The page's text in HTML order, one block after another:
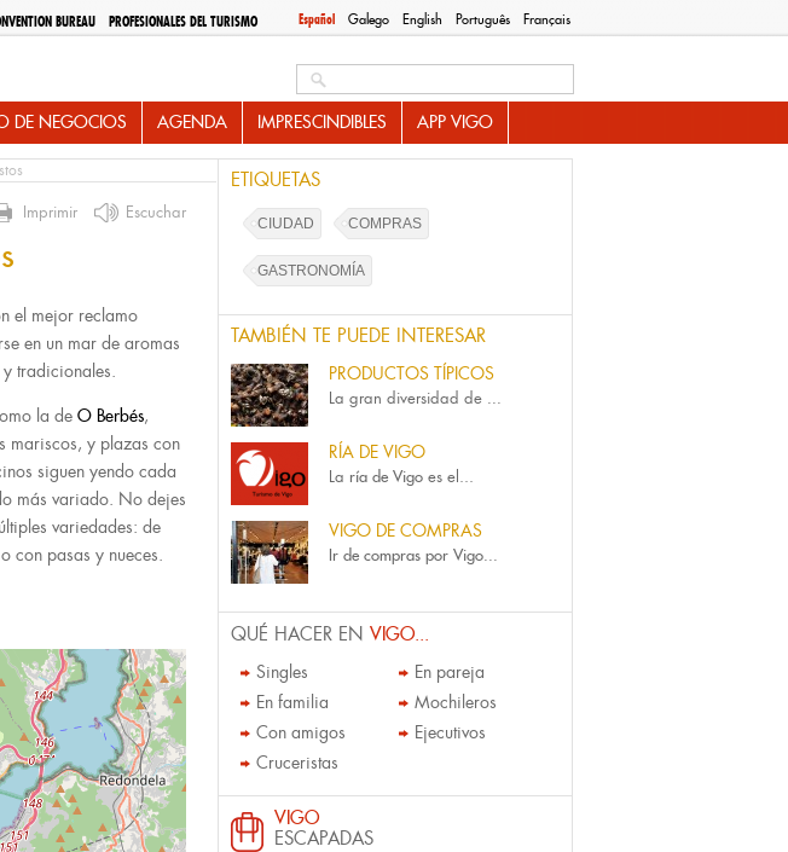
Español Galego English Português Français
BUREAU PROFESIONALES DEL TURISMO
DE NEGOCIOS AGENDA IMPRESCINDIBLES APP VIGO
Imprimir Escuchar
el mejor reclamo
en un mar de aromas
tradicionales.
la de O Berbés,
mariscos, y plazas con
siguen yendo cada
más variado. No dejes
variedades: de
con pasas y nueces.
ETIQUETAS
CIUDAD COMPRAS
GASTRONOMÍA
TAMBIÉN TE PUEDE INTERESAR
PRODUCTOS TÍPICOS
La gran diversidad de ...
RÍA DE VIGO
La ría de Vigo es el...
VIGO DE COMPRAS
Ir de compras por Vigo...
QUÉ HACER EN VIGO...
Singles
En pareja
En familia
Mochileros
Con amigos
Ejecutivos
Cruceristas
VIGO
ESCAPADAS